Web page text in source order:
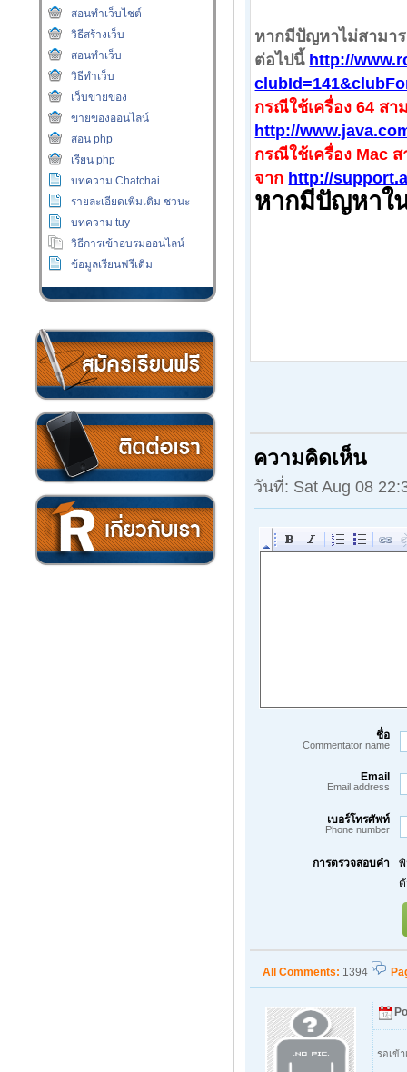
สอนทำเว็บไชต์
วิธีสร้างเว็บ
สอนทำเว็บ
วิธีทำเว็บ
เว็บขายของ
ขายของออนไลน์
สอน php
เรียน php
บทความ Chatchai
รายละเอียดเพิ่มเติม ชวนะ
บทความ tuy
วิธีการเข้าอบรมออนไลน์
ข้อมูลเรียนฟรีเดิม
หากมีปัญหาไม่สามา
ต่อไปนี้ http://
กรณีใช้เครื่อง 64 สา
http://
กรณีใช้เครื่อง Mac
จาก http://
หากมีปัญหาใ
ความคิดเห็น
วันที่: Sat Aug 08
ชื่อ
Commentator name
Email
Email address
เบอร์โทรศัพท์
Phone number
การตรวจสอบคำ
All Comments: 1394
รอเข้